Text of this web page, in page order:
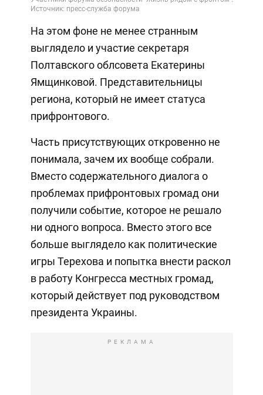
На этом фоне не менее странным
выглядело и участие секретаря
Полтавского облсовета Екатерины
Ямщинковой. Представительницы
региона, который не имеет статуса
прифронтового.
Часть присутствующих откровенно не
понимала, зачем их вообще собрали.
Вместо содержательного диалога о
проблемах прифронтовых громад они
получили событие, которое не решало
ни одного вопроса. Вместо этого все
больше выглядело как политические
игры Терехова и попытка внести раскол
в работу Конгресса местных громад,
который действует под руководством
президента Украины.
РЕКЛАМА